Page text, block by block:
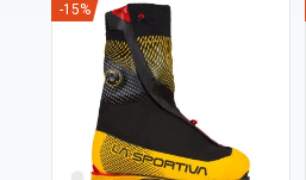
-15%